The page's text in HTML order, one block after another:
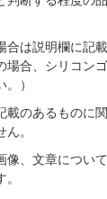
合は説明欄に記
場合、シリコン
）
載のあるものに
。
像、文章につい